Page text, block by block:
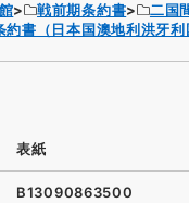
戦前期条約書 二国
約書（日本国澳地利洪牙利
表紙
B13090863500